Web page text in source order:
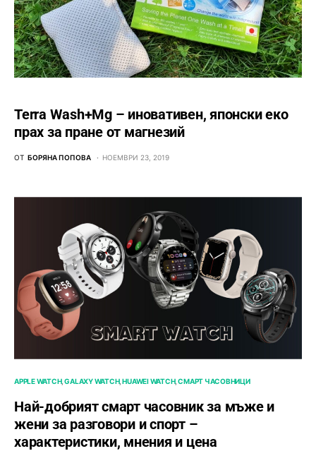
Terra Wash+Mg – иновативен, японски еко
прах за пране от магнезий
ОТ БОРЯНА ПОПОВА НОЕМВРИ 23, 2019
APPLE WATCH GALAXY WATCH HUAWEI WATCH СМАРТ ЧАСОВНИЦИ
Най-добрият смарт часовник за мъже и
жени за разговори и спорт –
характеристики, мнения и цена